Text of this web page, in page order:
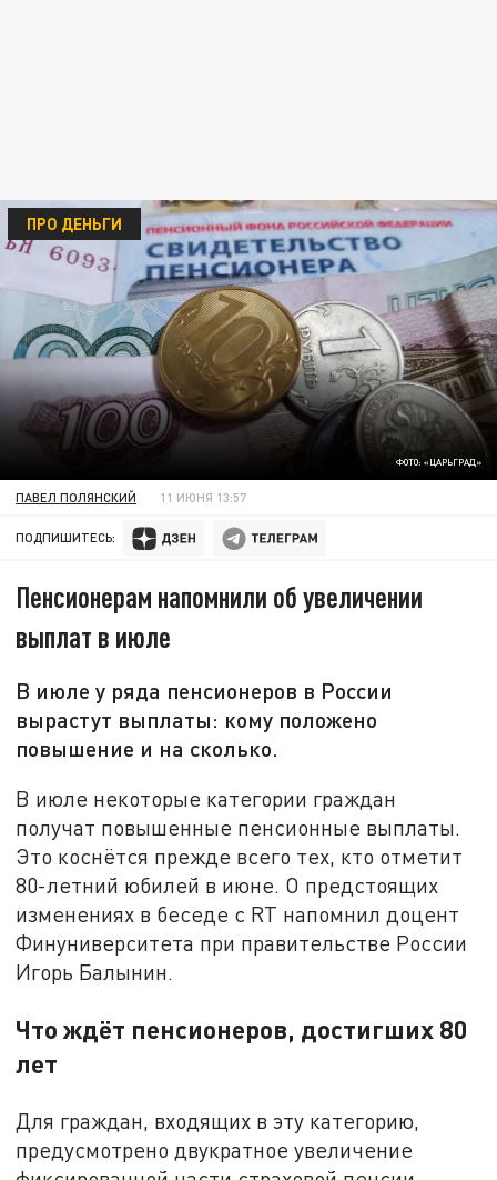
ФОТО: «ЦАРЬГРАД»
ПРО ДЕНЬГИ
ПАВЕЛ ПОЛЯНСКИЙ 11 ИЮНЯ 13:57
ПОДПИШИТЕСЬ:
Пенсионерам напомнили об увеличении
выплат в июле
В июле у ряда пенсионеров в России
вырастут выплаты: кому положено
повышение и на сколько.
В июле некоторые категории граждан
получат повышенные пенсионные выплаты.
Это коснётся прежде всего тех, кто отметит
80-летний юбилей в июне. О предстоящих
изменениях в беседе с RT напомнил доцент
Финуниверситета при правительстве России
Игорь Балынин.
Что ждёт пенсионеров, достигших 80
лет
Для граждан, входящих в эту категорию,
предусмотрено двукратное увеличение